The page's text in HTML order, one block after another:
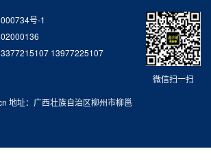
微信扫一扫
号-1
13977225107
地址：广西壮族自治区柳州市柳邕